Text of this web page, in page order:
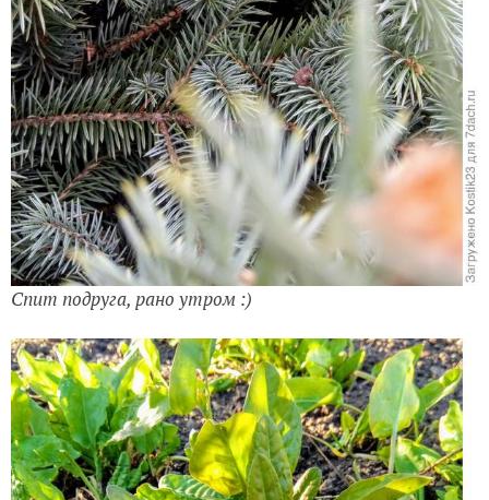
Спит подруга, рано утром :)